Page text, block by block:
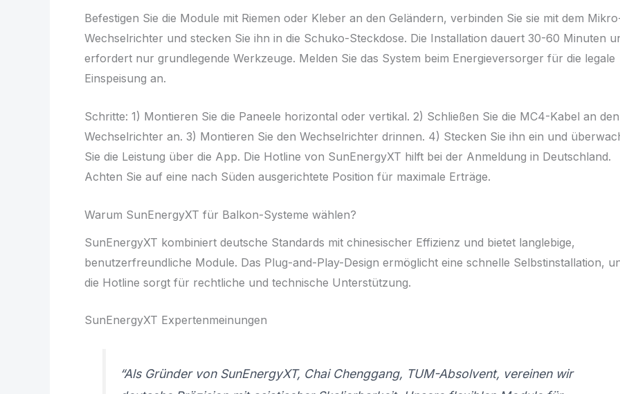
Befestigen Sie die Module mit Riemen oder Kleber an den Geländern, verbinden Sie sie mit dem
Wechselrichter und stecken Sie ihn in die Schuko-Steckdose. Die Installation dauert 30-60 Minuten
erfordert nur grundlegende Werkzeuge. Melden Sie das System beim Energieversorger für die legale
Einspeisung an.
Schritte: 1) Montieren Sie die Paneele horizontal oder vertikal. 2) Schließen Sie die MC4-Kabel an den
Wechselrichter an. 3) Montieren Sie den Wechselrichter drinnen. 4) Stecken Sie ihn ein und
Sie die Leistung über die App. Die Hotline von SunEnergyXT hilft bei der Anmeldung in Deutschland.
Achten Sie auf eine nach Süden ausgerichtete Position für maximale Erträge.
Warum SunEnergyXT für Balkon-Systeme wählen?
SunEnergyXT kombiniert deutsche Standards mit chinesischer Effizienz und bietet langlebige,
benutzerfreundliche Module. Das Plug-and-Play-Design ermöglicht eine schnelle Selbstinstallation,
die Hotline sorgt für rechtliche und technische Unterstützung.
SunEnergyXT Expertenmeinungen
“Als Gründer von SunEnergyXT, Chai Chenggang, TUM-Absolvent, vereinen wir